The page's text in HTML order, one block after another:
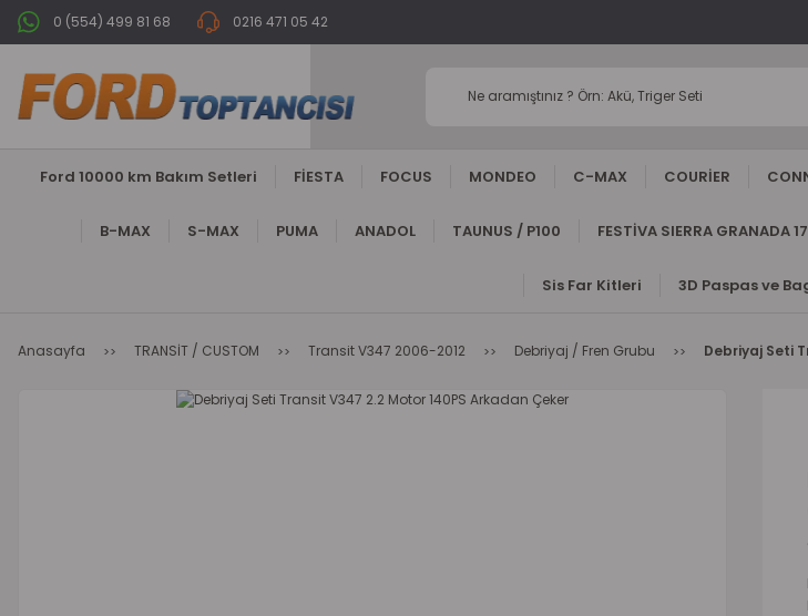
0 (554) 499 81 68 0216 471 05 42
Ford 10000 km Bakım Setleri FİESTA FOCUS MONDEO C-MAX COURİER
B-MAX S-MAX PUMA ANADOL TAUNUS / P100 FESTİVA SIERRA GRANADA
Sis Far Kitleri 3D Paspas ve
Anasayfa TRANSİT / CUSTOM Transit V347 2006-2012 Debriyaj / Fren Grubu Debriyaj Seti